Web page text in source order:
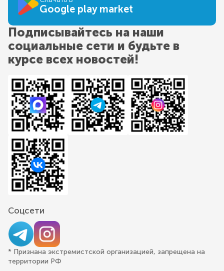
Google play market
Подписывайтесь на наши
социальные сети и будьте в
курсе всех новостей!
Соцсети
* Признана экстремистской организацией, запрещена на
территории РФ